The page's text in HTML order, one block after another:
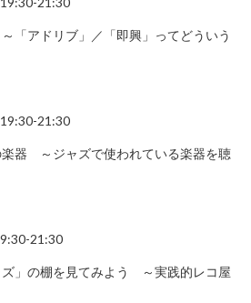
「アドリブ」／「即興」ってどういう
21:30
器 ～ジャズで使われている楽器を聴
21:30
ズ」の棚を見てみよう ～実践的レコ屋